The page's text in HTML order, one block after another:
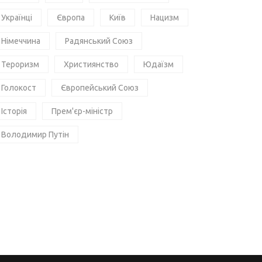
Українці Європа Київ Нацизм
Німеччина Радянський Союз
Тероризм Християнство Юдаїзм
Голокост Європейський Союз
Історія Прем'єр-міністр
Володимир Путін